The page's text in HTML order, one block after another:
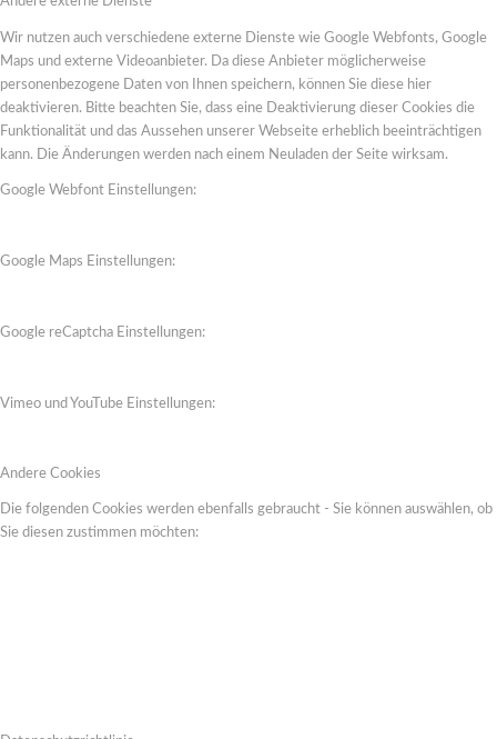
Wir nutzen auch verschiedene externe Dienste wie Google Webfonts, Google
Maps und externe Videoanbieter. Da diese Anbieter möglicherweise
personenbezogene Daten von Ihnen speichern, können Sie diese hier
deaktivieren. Bitte beachten Sie, dass eine Deaktivierung dieser Cookies die
Funktionalität und das Aussehen unserer Webseite erheblich beeinträchtigen
kann. Die Änderungen werden nach einem Neuladen der Seite wirksam.
Google Webfont Einstellungen:
Google Maps Einstellungen:
Google reCaptcha Einstellungen:
Vimeo und YouTube Einstellungen:
Andere Cookies
Die folgenden Cookies werden ebenfalls gebraucht - Sie können auswählen, ob
Sie diesen zustimmen möchten: